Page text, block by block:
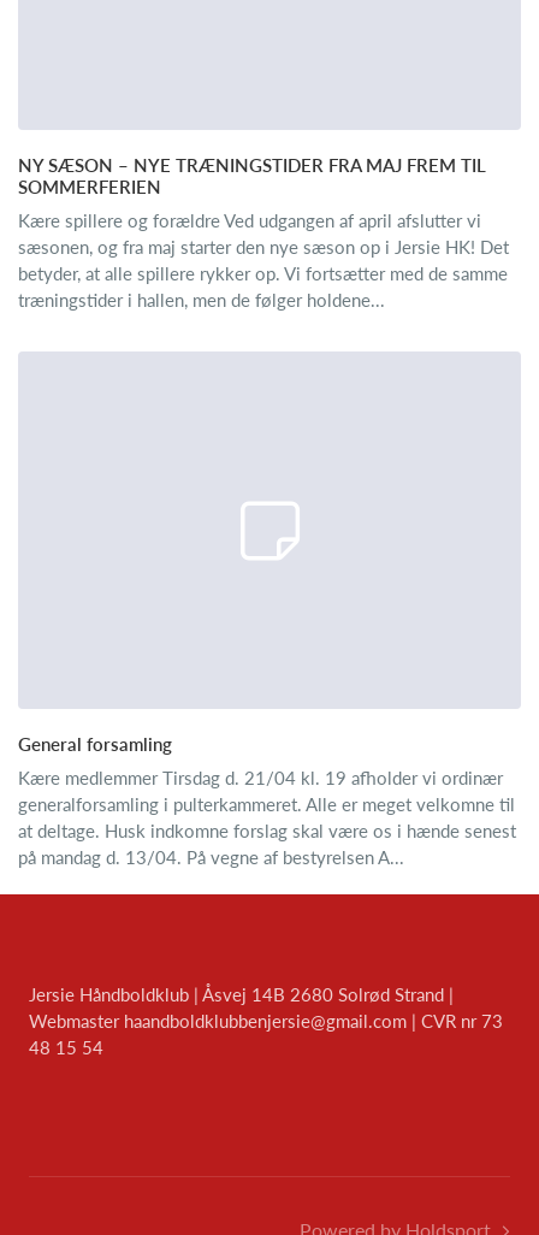
NY SÆSON – NYE TRÆNINGSTIDER FRA MAJ FREM TIL
SOMMERFERIEN
Kære spillere og forældre Ved udgangen af april afslutter vi
sæsonen, og fra maj starter den nye sæson op i Jersie HK! Det
betyder, at alle spillere rykker op. Vi fortsætter med de samme
træningstider i hallen, men de følger holdene...
General forsamling
Kære medlemmer Tirsdag d. 21/04 kl. 19 afholder vi ordinær
generalforsamling i pulterkammeret. Alle er meget velkomne til
at deltage. Husk indkomne forslag skal være os i hænde senest
på mandag d. 13/04. På vegne af bestyrelsen A...
Jersie Håndboldklub | Åsvej 14B 2680 Solrød Strand |
Webmaster haandboldklubbenjersie@gmail.com | CVR nr 73
48 15 54
Powered by Holdsport